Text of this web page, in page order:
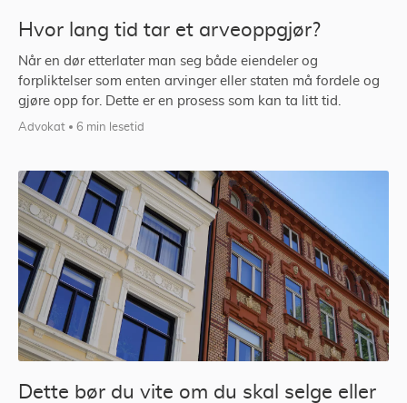
Hvor lang tid tar et arveoppgjør?
Når en dør etterlater man seg både eiendeler og
forpliktelser som enten arvinger eller staten må fordele og
gjøre opp for. Dette er en prosess som kan ta litt tid.
Advokat 6 min lesetid
Dette bør du vite om du skal selge eller